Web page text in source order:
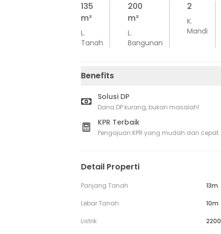
135
m²
L.
Tanah
200
m²
L.
Bangunan
2
K.
Mandi
Benefits
Solusi DP
Dana DP kurang, bukan masalah!
KPR Terbaik
Pengajuan KPR yang mudah dan cepat.
Detail Properti
Panjang Tanah 13m
Lebar Tanah 10m
Listrik